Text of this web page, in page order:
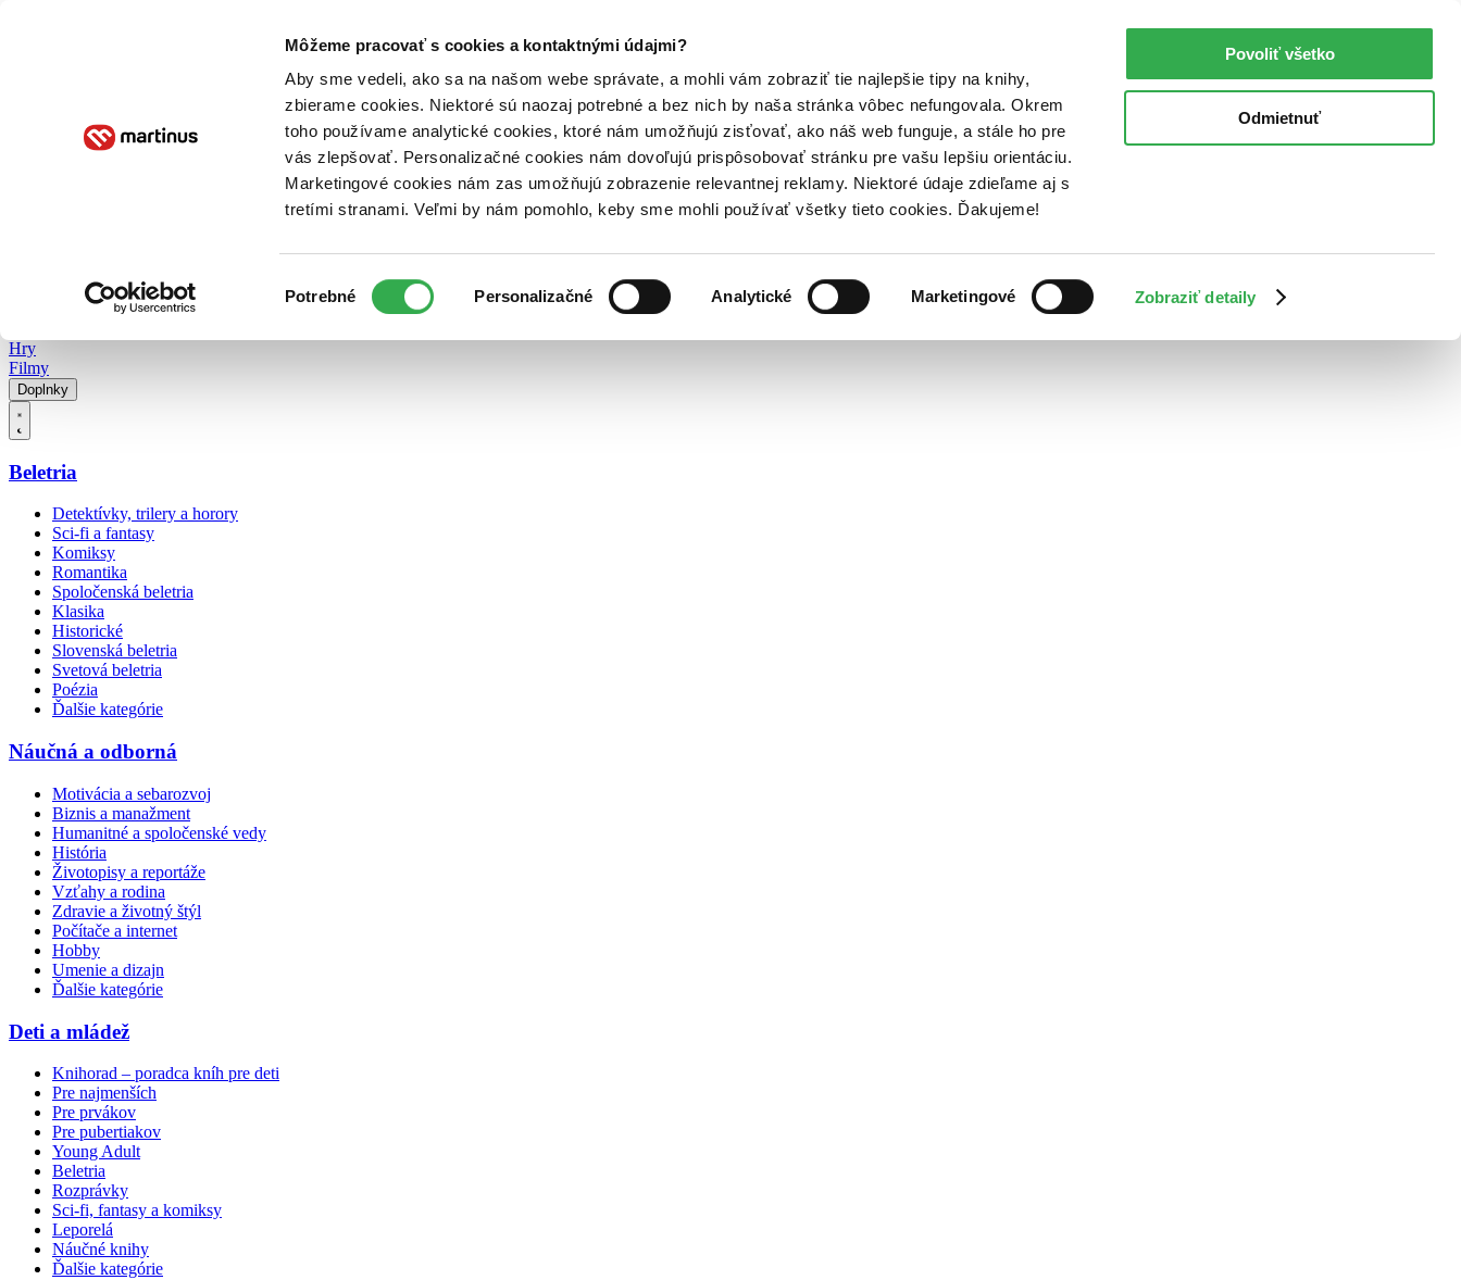
Môžeme pracovať s cookies a kontaktnými údajmi?
Aby sme vedeli, ako sa na našom webe správate, a mohli vám zobraziť tie najlepšie tipy na knihy,
zbierame cookies. Niektoré sú naozaj potrebné a bez nich by naša stránka vôbec nefungovala. Okrem
toho používame analytické cookies, ktoré nám umožňujú zisťovať, ako náš web funguje, a stále ho pre
vás zlepšovať. Personalizačné cookies nám dovoľujú prispôsobovať stránku pre vašu lepšiu orientáciu.
Marketingové cookies nám zas umožňujú zobrazenie relevantnej reklamy. Niektoré údaje zdieľame aj s
tretími stranami. Veľmi by nám pomohlo, keby sme mohli používať všetky tieto cookies. Ďakujeme!
súhlasu
Potrebné Personalizačné Analytické Marketingové Zobraziť detaily
Povoliť všetko
Odmietnuť
Poukážky Kontakt
Hry
Filmy
Doplnky
Beletria
Detektívky, trilery a horory
Sci-fi a fantasy
Komiksy
Romantika
Spoločenská beletria
Klasika
Historické
Slovenská beletria
Svetová beletria
Poézia
Ďalšie kategórie
Náučná a odborná
Motivácia a sebarozvoj
Biznis a manažment
Humanitné a spoločenské vedy
História
Životopisy a reportáže
Vzťahy a rodina
Zdravie a životný štýl
Počítače a internet
Hobby
Umenie a dizajn
Ďalšie kategórie
Deti a mládež
Knihorad – poradca kníh pre deti
Pre najmenších
Pre prvákov
Pre pubertiakov
Young Adult
Beletria
Rozprávky
Sci-fi, fantasy a komiksy
Leporelá
Náučné knihy
Ďalšie kategórie